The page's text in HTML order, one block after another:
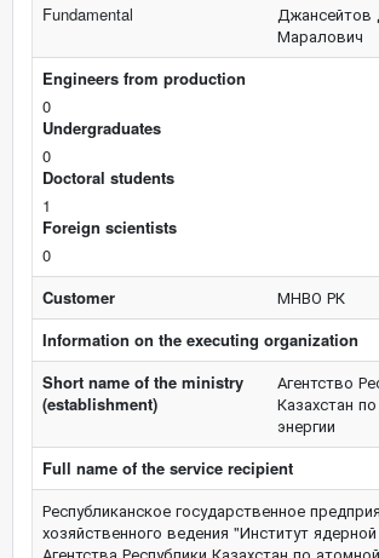
Fundamental
Джансейтов
Маралович
Engineers from production
0
Undergraduates
0
Doctoral students
1
Foreign scientists
0
Customer
МНВО РК
Information on the executing organization
Short name of the ministry
(establishment)
Агентство
Казахстан
энергии
Full name of the service recipient
Республиканское государственное
хозяйственного ведения "Институт